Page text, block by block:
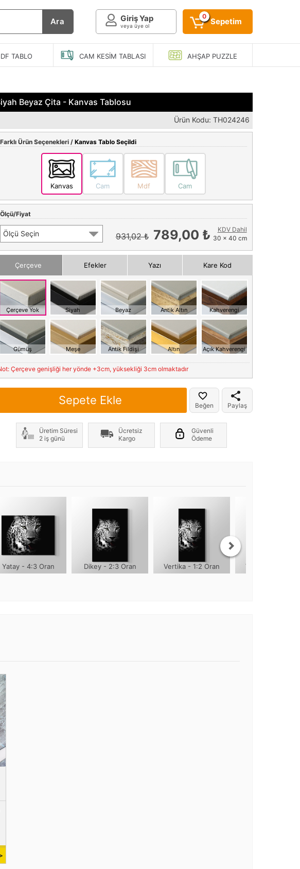
Ara Giriş Yap
veya üye ol
0
Sepetim
TABLO CAM KESIM TABLASI AHŞAPPUZZLE
Beyaz Çita - Kanvas Tablosu
Ürün Kodu: TH024246
Farklı Ürün Seçenekleri / Kanvas Tablo Seçildi
Kanvas Cam Mdf Cam
Ölçü/Fiyat
Ölçü Seçin 931,02 ₺ 789,00 ₺
KDV Dahil
30 x 40 cm
Çerçeve Efekler Yazı Kare Kod
Çerçeve Yok Siyah Beyaz Antik Altın Kahverengi
Gümüş Meşe Antik Fildişi Altın Açık Kahverengi
Çerçeve genişliği her yönde +3cm, yüksekliği 3cm olmaktadır
Sepete Ekle Beğen Paylaş
Üretim Süresi
2 iş günü
Ücretsiz
Kargo
Güvenli
Ödeme
Yatay - 4:3 Oran Dikey - 2:3 Oran Vertika - 1:2 Oran Vertika - 1:3